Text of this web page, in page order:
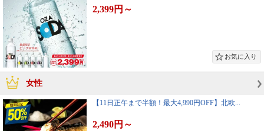
2,399円 ～
女性
【11日正午まで半額！最大4,990円OFF】北欧...
2,490円 ～